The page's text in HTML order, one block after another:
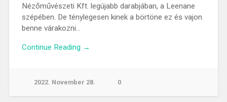
Nézőművészeti Kft. legújabb darabjában, a Leenane
szépében. De ténylegesen kinek a börtöne ez és vajon
benne várakozni…
Continue Reading →
2022. November 28. 0